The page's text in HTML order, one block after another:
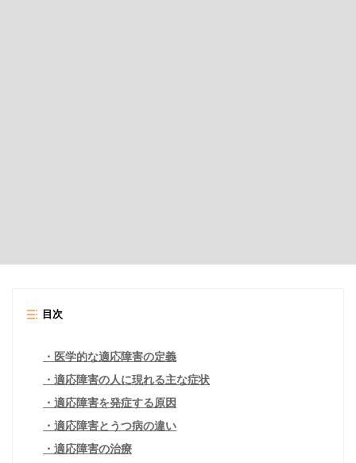
目次
医学的な適応障害の定義
適応障害の人に現れる主な症状
適応障害を発症する原因
適応障害とうつ病の違い
適応障害の治療